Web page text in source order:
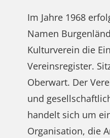
Im Jahre 1968
Namen
Kulturverein die
Vereinsregister.
Oberwart. Der
und
handelt sich um
Organisation, die